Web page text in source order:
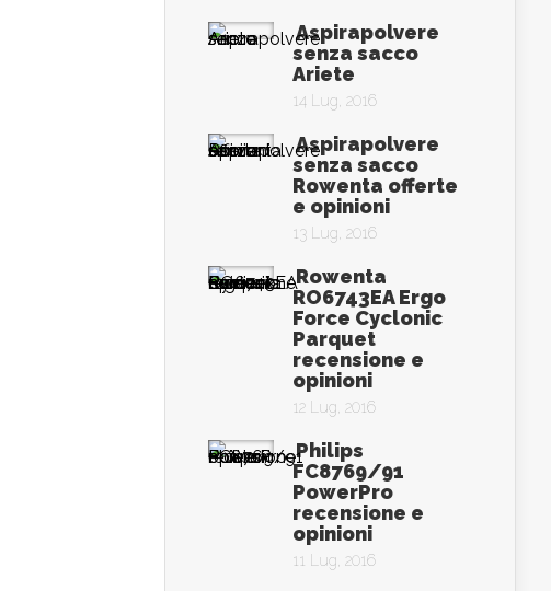
Aspirapolvere
senza sacco
Ariete
14 Lug, 2016
Aspirapolvere
senza sacco
Rowenta offerte
e opinioni
13 Lug, 2016
Rowenta
RO6743EA Ergo
Force Cyclonic
Parquet
recensione e
opinioni
12 Lug, 2016
Philips
FC8769/91
PowerPro
recensione e
opinioni
11 Lug, 2016